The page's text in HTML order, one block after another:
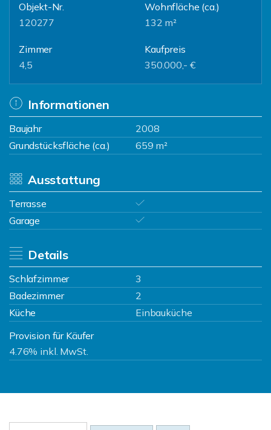
Objekt-Nr.
120277
Wohnfläche (ca.)
132 m²
Zimmer
4,5
Kaufpreis
350.000,- €
Informationen
Baujahr
2008
Grundstücksfläche (ca.)
659 m²
Ausstattung
Terrasse
Garage
Details
Schlafzimmer
3
Badezimmer
2
Küche
Einbauküche
Provision für Käufer
4.76% inkl. MwSt.